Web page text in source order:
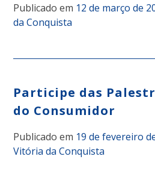
Publicado em 12 de março de
da Conquista
Participe das
do Consumidor
Publicado em 19 de fevereiro
Vitória da Conquista